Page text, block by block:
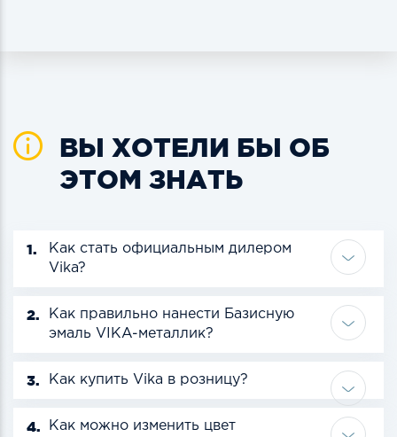
ВЫ ХОТЕЛИ БЫ ОБ
ЭТОМ ЗНАТЬ
1.
Как стать официальным дилером
Vika?
2.
Как правильно нанести Базисную
эмаль VIKA-металлик?
3. Как купить Vika в розницу?
4.
Как можно изменить цвет